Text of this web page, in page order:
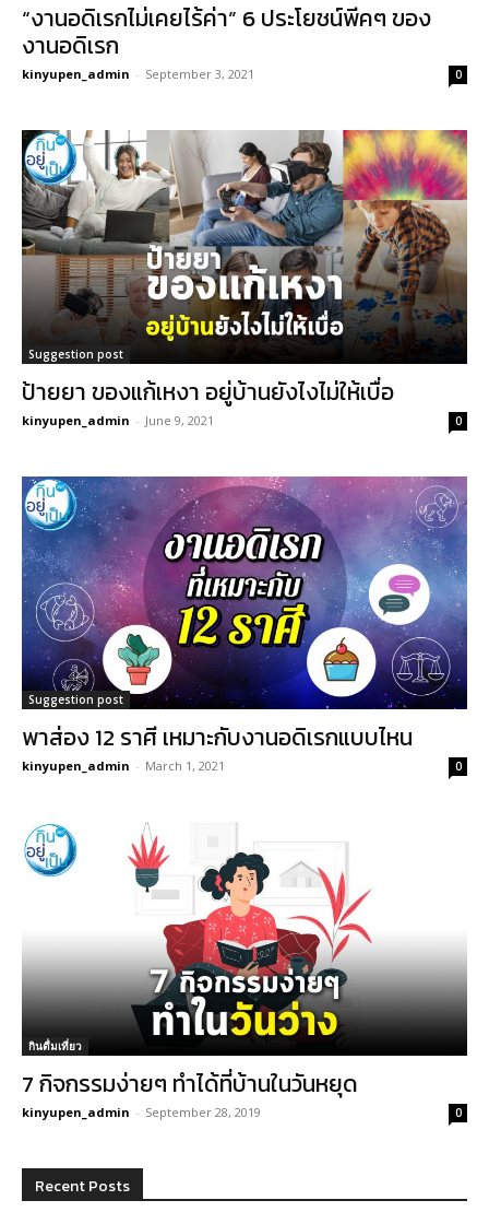
“งานอดิเรกไม่เคยไร้ค่า” 6 ประโยชน์พีคๆ ของ
งานอดิเรก
kinyupen_admin - September 3, 2021 0
Suggestion post
ป้ายยา ของแก้เหงา อยู่บ้านยังไงไม่ให้เบื่อ
kinyupen_admin - June 9, 2021 0
Suggestion post
พาส่อง 12 ราศี เหมาะกับงานอดิเรกแบบไหน
kinyupen_admin - March 1, 2021 0
กินดื่มเที่ยว
7 กิจกรรมง่ายๆ ทำได้ที่บ้านในวันหยุด
kinyupen_admin - September 28, 2019 0
Recent Posts